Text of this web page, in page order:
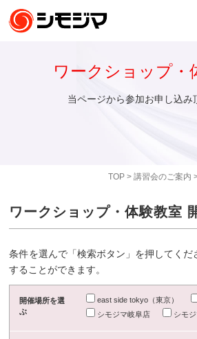
TOP> 講習会のご案内
ワークショップ・
当ページから参加お申し込み
ワークショップ・体験教室
条件を選んで「検索ボタン」を押してくだ
することができます。
開催場所を選
ぶ
east side tokyo（東京）
シモジマ岐阜店
シモ